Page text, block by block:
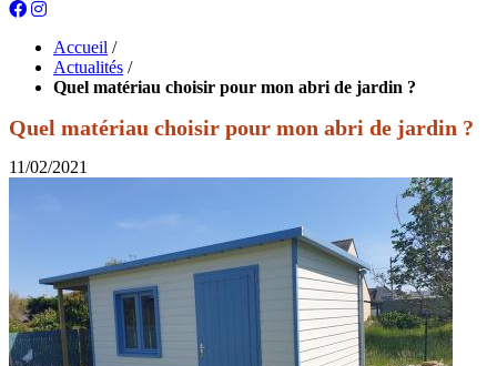
Accueil /
Actualités /
Quel matériau choisir pour mon abri de jardin ?
Quel matériau choisir pour mon abri de jardin ?
11/02/2021